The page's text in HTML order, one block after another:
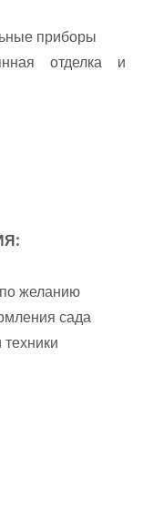
приборы
отделка и
желанию
сада